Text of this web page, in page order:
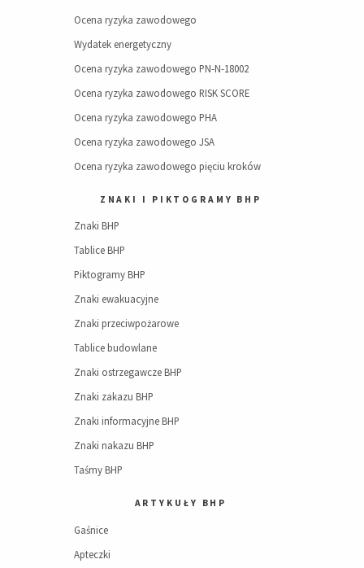
Ocena ryzyka zawodowego
Wydatek energetyczny
Ocena ryzyka zawodowego PN-N-18002
Ocena ryzyka zawodowego RISK SCORE
Ocena ryzyka zawodowego PHA
Ocena ryzyka zawodowego JSA
Ocena ryzyka zawodowego pięciu kroków
ZNAKI I PIKTOGRAMY BHP
Znaki BHP
Tablice BHP
Piktogramy BHP
Znaki ewakuacyjne
Znaki przeciwpożarowe
Tablice budowlane
Znaki ostrzegawcze BHP
Znaki zakazu BHP
Znaki informacyjne BHP
Znaki nakazu BHP
Taśmy BHP
ARTYKUŁY BHP
Gaśnice
Apteczki